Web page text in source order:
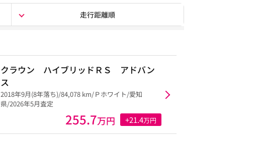
走行距離順
クラウン ハイブリッドＲＳ アドバン
ス
2018年9月(8年落ち)/84,078 km/Ｐホワイト/愛知
県/2026年5月査定
255.7万円 +21.4万円